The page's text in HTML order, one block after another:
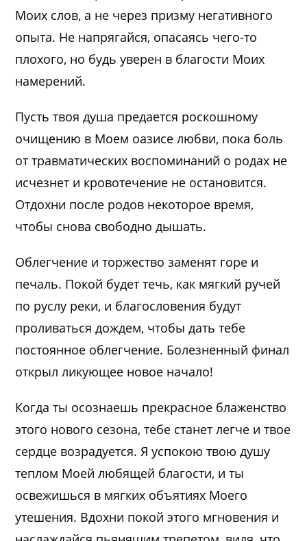
Моих слов, а не через призму негативного
опыта. Не напрягайся, опасаясь чего-то
плохого, но будь уверен в благости Моих
намерений.
Пусть твоя душа предается роскошному
очищению в Моем оазисе любви, пока боль
от травматических воспоминаний о родах не
исчезнет и кровотечение не остановится.
Отдохни после родов некоторое время,
чтобы снова свободно дышать.
Облегчение и торжество заменят горе и
печаль. Покой будет течь, как мягкий ручей
по руслу реки, и благословения будут
проливаться дождем, чтобы дать тебе
постоянное облегчение. Болезненный финал
открыл ликующее новое начало!
Когда ты осознаешь прекрасное блаженство
этого нового сезона, тебе станет легче и твое
сердце возрадуется. Я успокою твою душу
теплом Моей любящей благости, и ты
освежишься в мягких объятиях Моего
утешения. Вдохни покой этого мгновения и